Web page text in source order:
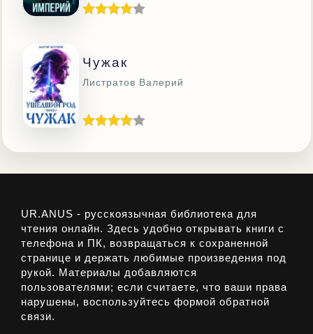
Чужак
Листратов Валерий
UR.ANUS - русскоязычная библиотека для
чтения онлайн. Здесь удобно открывать книги с
телефона и ПК, возвращаться к сохраненной
странице и держать любимые произведения под
рукой. Материалы добавляются
пользователями; если считаете, что ваши права
нарушены, воспользуйтесь формой обратной
связи.